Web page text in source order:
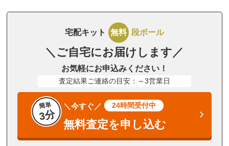
宅配キット 無料 段ボール
＼ご自宅にお届けします／
お気軽にお申込みください！
査定結果ご連絡の目安：～3営業日
簡単
3分
＼今すぐ／ 24時間受付中
無料査定を申し込む